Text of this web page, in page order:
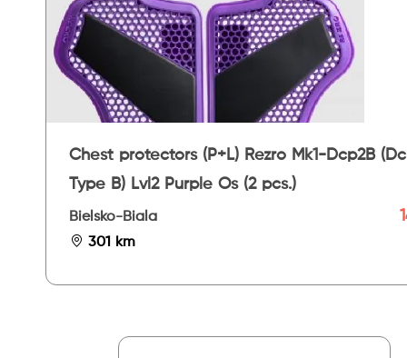
Chest protectors (P+L) Rezro Mk1-Dcp2B (Dc
Type B) Lvl2 Purple Os (2 pcs.)
Bielsko-Biala
301 km